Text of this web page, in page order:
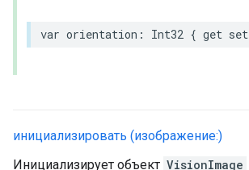
var orientation : Int32 { get set
инициализировать (изображение:)
Инициализирует объект VisionImage